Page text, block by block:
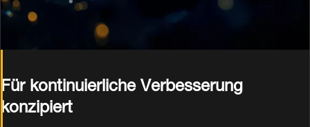
Für kontinuierliche Verbesserung
konzipiert